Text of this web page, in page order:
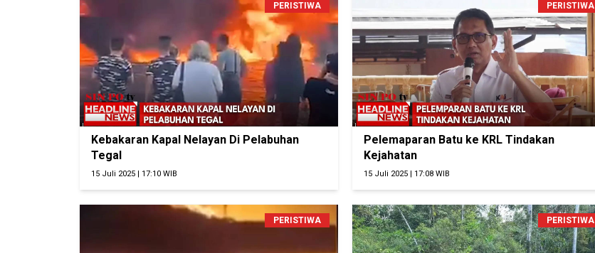
PERISTIWA
Kebakaran Kapal Nelayan Di Pelabuhan
Tegal
15 Juli 2025 | 17:10 WIB
PERISTIWA
Pelemaparan Batu ke KRL Tindakan
Kejahatan
15 Juli 2025 | 17:08 WIB
PERISTIWA PERISTIWA